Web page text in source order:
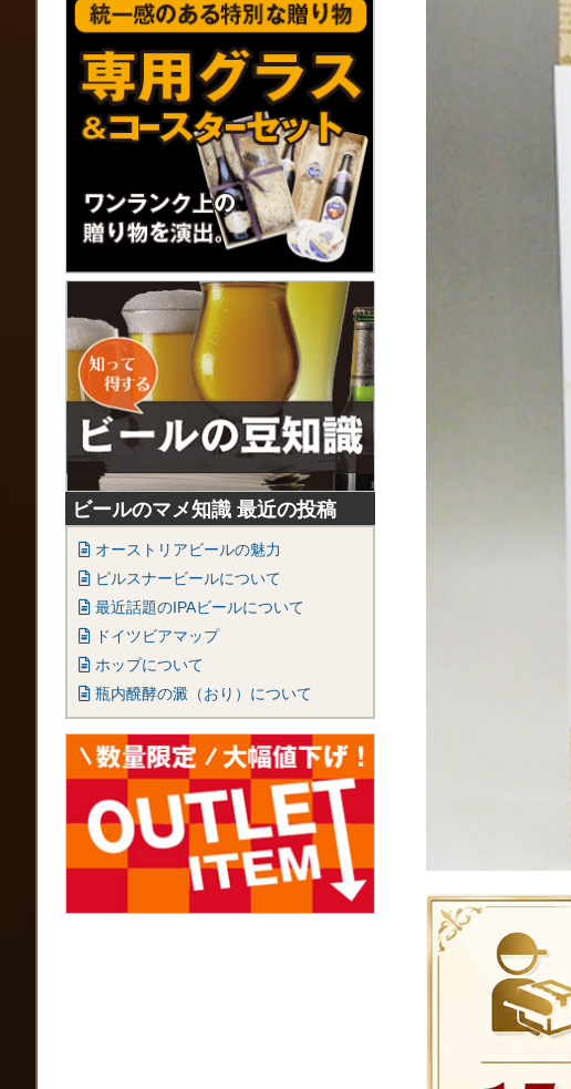
ビールのマメ知識 最近の投稿
オーストリアビールの魅力
ピルスナービールについて
最近話題のIPAビールについて
ドイツビアマップ
ホップについて
瓶内醗酵の澱（おり）について